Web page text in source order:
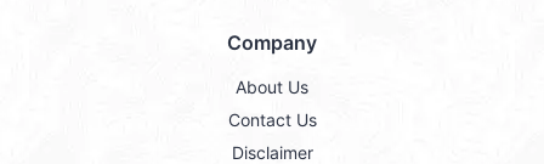
Company
About Us
Contact Us
Disclaimer